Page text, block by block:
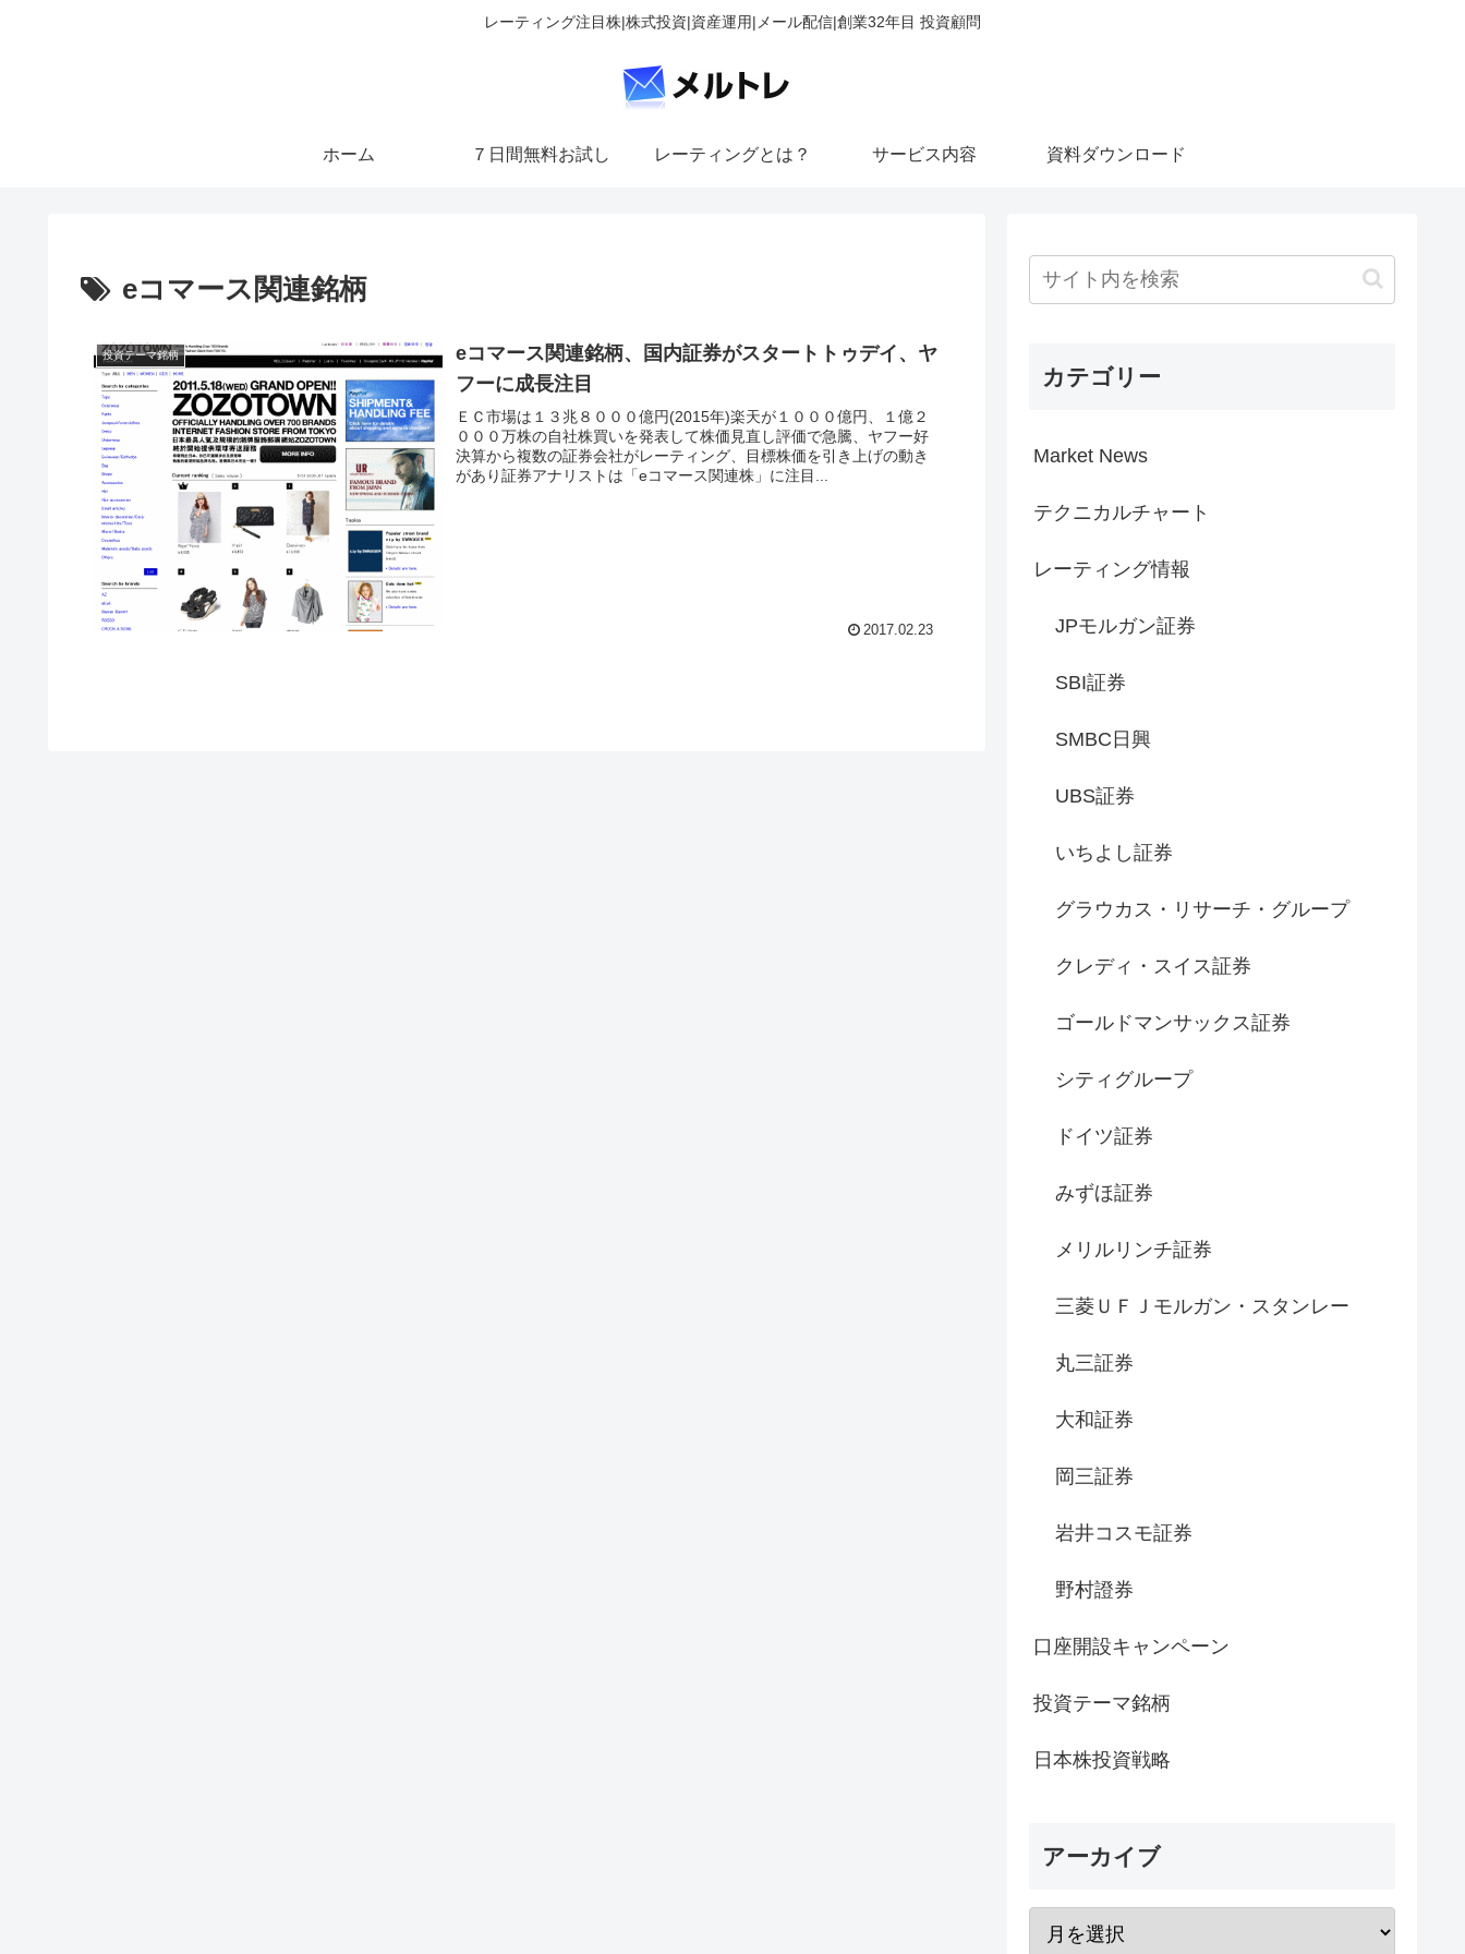
レーティング注目株|株式投資|資産運用|メール配信|創業32年目 投資顧問
ホーム ７日間無料お試し レーティングとは？ サービス内容 資料ダウンロード
eコマース関連銘柄
投資テーマ銘柄
eコマース関連銘柄、国内証券がスタートトゥデイ、ヤ
フーに成長注目
ＥＣ市場は１３兆８０００億円(2015年)楽天が１０００億円、１億２
０００万株の自社株買いを発表して株価見直し評価で急騰、ヤフー好
決算から複数の証券会社がレーティング、目標株価を引き上げの動き
があり証券アナリストは「eコマース関連株」に注目...
2017.02.23
カテゴリー
Market News
テクニカルチャート
レーティング情報
JPモルガン証券
SBI証券
SMBC日興
UBS証券
いちよし証券
グラウカス・リサーチ・グループ
クレディ・スイス証券
ゴールドマンサックス証券
シティグループ
ドイツ証券
みずほ証券
メリルリンチ証券
三菱ＵＦＪモルガン・スタンレー
丸三証券
大和証券
岡三証券
岩井コスモ証券
野村證券
口座開設キャンペーン
投資テーマ銘柄
日本株投資戦略
アーカイブ